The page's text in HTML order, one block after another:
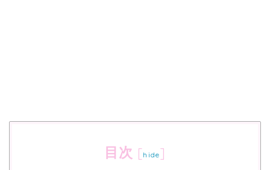
目次 [hide]